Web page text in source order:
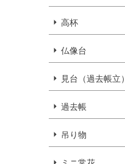
高杯
仏像台
見台（過去帳立）
過去帳
吊り物